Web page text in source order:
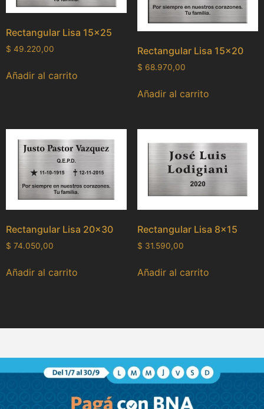
Rectangular Lisa 15×25
$ 49.220,00
Añadir al carrito
Rectangular Lisa 15×20
$ 68.970,00
Añadir al carrito
Rectangular Lisa 20×30
$ 74.050,00
Añadir al carrito
Rectangular Lisa 8×15
$ 31.590,00
Añadir al carrito